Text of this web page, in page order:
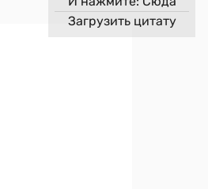
Загрузить цитату